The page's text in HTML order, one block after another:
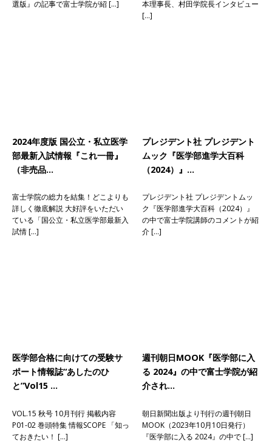
選版』の記事で富士学院が紹 […]
本理事長、村田学院長インタビュー
[…]
2024年度版 国公立・私立医学
部最新入試情報『これ一冊』
（非売品…
富士学院の総力を結集！どこよりも
詳しく徹底解説 大好評をいただい
ている「国公立・私立医学部最新入
試情 […]
プレジデント社 プレジデント
ムック『医学部進学大百科
（2024）』…
プレジデント社 プレジデントムッ
ク『医学部進学大百科（2024）』
の中で富士学院講師のコメントが紹
介 […]
医学部合格に向けての受験サ
ポート情報誌“あしたのひ
と”Vol15 …
VOL.15 秋号 10月刊行 掲載内容
P01-02 巻頭特集 情報SCOPE 「知っ
ておきたい！ […]
週刊朝日MOOK『医学部に入
る 2024』の中で富士学院が紹
介され…
朝日新聞出版より刊行の週刊朝日
MOOK（2023年10月10日発行）
『医学部に入る 2024』の中で […]